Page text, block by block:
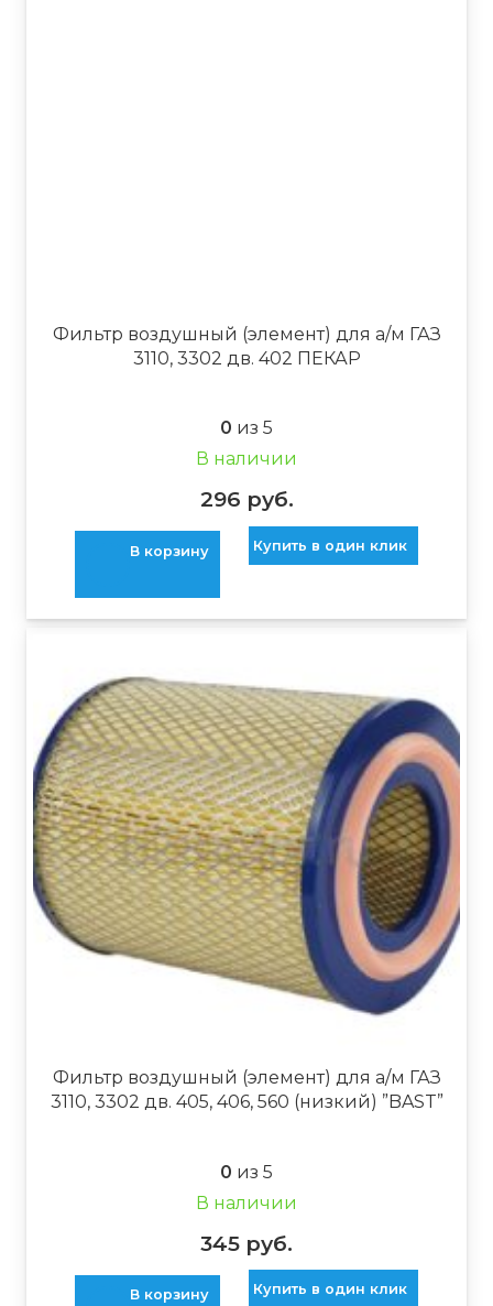
Фильтр воздушный (элемент) для а/м ГАЗ
3110, 3302 дв. 402 ПЕКАР
0 из 5
В наличии
296 руб.
В корзину Купить в один клик
Фильтр воздушный (элемент) для а/м ГАЗ
3110, 3302 дв. 405, 406, 560 (низкий) ”BAST”
0 из 5
В наличии
345 руб.
В корзину Купить в один клик